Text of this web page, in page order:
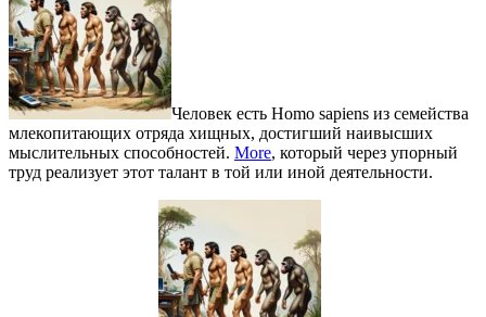
Человек есть Homo sapiens из семейства
млекопитающих отряда хищных, достигший наивысших
мыслительных способностей. More, который через упорный
труд реализует этот талант в той или иной деятельности.